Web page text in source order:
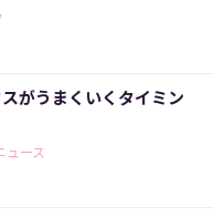
がうまくいくタイミン
ュース